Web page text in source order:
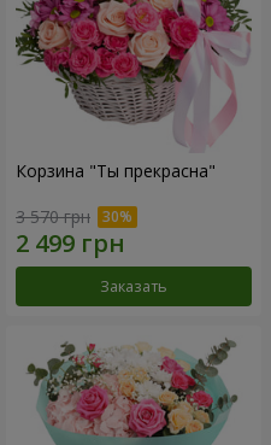
Корзина "Ты прекрасна"
3 570 грн
Заказать